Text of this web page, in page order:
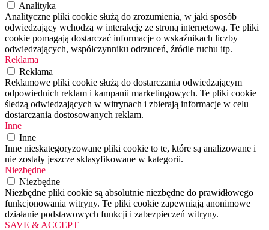
Analityka
Analityczne pliki cookie służą do zrozumienia, w jaki sposób
odwiedzający wchodzą w interakcję ze stroną internetową. Te pliki
cookie pomagają dostarczać informacje o wskaźnikach liczby
odwiedzających, współczynniku odrzuceń, źródle ruchu itp.
Reklama
Reklama
Reklamowe pliki cookie służą do dostarczania odwiedzającym
odpowiednich reklam i kampanii marketingowych. Te pliki cookie
śledzą odwiedzających w witrynach i zbierają informacje w celu
dostarczania dostosowanych reklam.
Inne
Inne
Inne nieskategoryzowane pliki cookie to te, które są analizowane i
nie zostały jeszcze sklasyfikowane w kategorii.
Niezbędne
Niezbędne
Niezbędne pliki cookie są absolutnie niezbędne do prawidłowego
funkcjonowania witryny. Te pliki cookie zapewniają anonimowe
działanie podstawowych funkcji i zabezpieczeń witryny.
SAVE & ACCEPT